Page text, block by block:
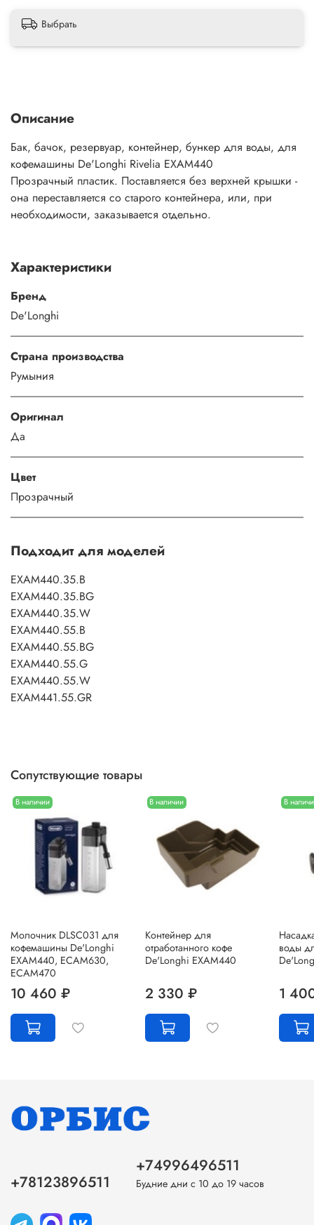
Выбрать
Описание
Бак, бачок, резервуар, контейнер, бункер для воды, для
кофемашины De'Longhi Rivelia EXAM440
Прозрачный пластик. Поставляется без верхней крышки -
она переставляется со старого контейнера, или, при
необходимости, заказывается отдельно.
Характеристики
Бренд
De'Longhi
Страна производства
Румыния
Оригинал
Да
Цвет
Прозрачный
Подходит для моделей
EXAM440.35.B
EXAM440.35.BG
EXAM440.35.W
EXAM440.55.B
EXAM440.55.BG
EXAM440.55.G
EXAM440.55.W
EXAM441.55.GR
Сопутствующие товары
В наличии
Молочник DLSC031 для
кофемашины De'Longhi
EXAM440, ECAM630,
ECAM470
10 460 ₽
В наличии
Контейнер для
отработанного кофе
De'Longhi EXAM440
2 330 ₽
В
воды
1
+78123896511
+74996496511
Будние дни с 10 до 19 часов